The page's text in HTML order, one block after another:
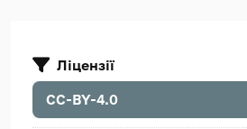
Ліцензії
CC-BY-4.0